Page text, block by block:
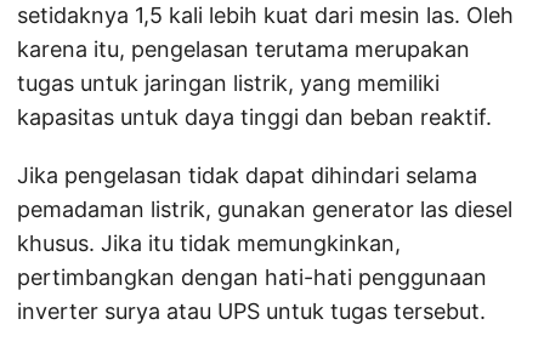
setidaknya 1,5 kali lebih kuat dari mesin las. Oleh
karena itu, pengelasan terutama merupakan
tugas untuk jaringan listrik, yang memiliki
kapasitas untuk daya tinggi dan beban reaktif.
Jika pengelasan tidak dapat dihindari selama
pemadaman listrik, gunakan generator las diesel
khusus. Jika itu tidak memungkinkan,
pertimbangkan dengan hati-hati penggunaan
inverter surya atau UPS untuk tugas tersebut.